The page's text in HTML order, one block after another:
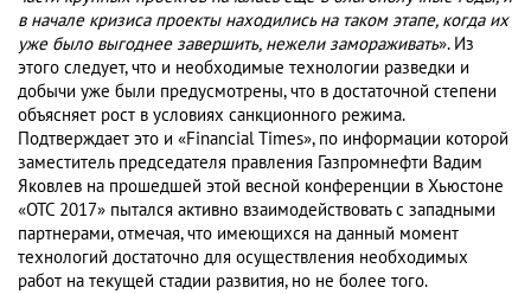
в начале кризиса проекты находились на таком этапе, когда их
уже было выгоднее завершить, нежели замораживать». Из
этого следует, что и необходимые технологии разведки и
добычи уже были предусмотрены, что в достаточной степени
объясняет рост в условиях санкционного режима.
Подтверждает это и «Financial Times», по информации которой
заместитель председателя правления Газпромнефти Вадим
Яковлев на прошедшей этой весной конференции в Хьюстоне
«OTC 2017» пытался активно взаимодействовать с западными
партнерами, отмечая, что имеющихся на данный момент
технологий достаточно для осуществления необходимых
работ на текущей стадии развития, но не более того.